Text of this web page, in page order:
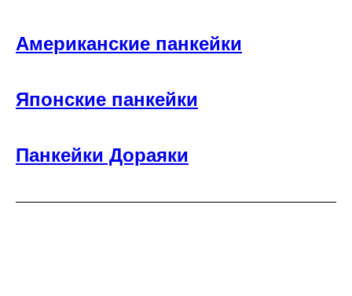
Американские панкейки
Японские панкейки
Панкейки Дораяки